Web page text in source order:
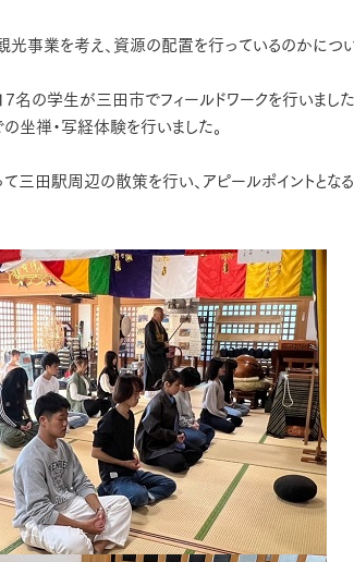
事業を考え、資源の配置を行っているのかについ
名の学生が三田市でフィールドワークを行いました
坐禅・写経体験を行いました。
三田駅周辺の散策を行い、アピールポイントとな